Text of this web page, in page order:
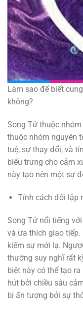
Làm sao để biết
không?
Song Tử thuộc
thuộc nhóm nguyên
tuệ, sự thay đổi, và
biểu trưng cho cảm
này tạo nên một sự
Tính cách đối lập
Song Tử nổi tiếng
và ưa thích giao
kiếm sự mới lạ.
thường suy nghĩ rất
biệt này có thể tạo
hút bởi chiều sâu
bị ấn tượng bởi sự